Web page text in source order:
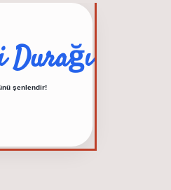
Durağı
şenlendir!
elexbet güncel